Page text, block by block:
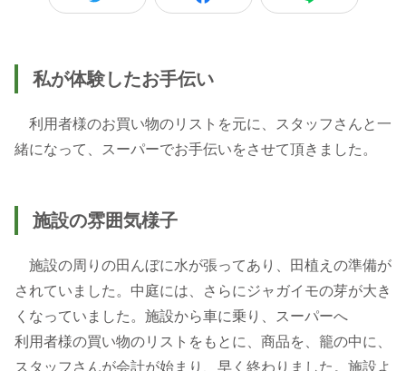
私が体験したお手伝い
利用者様のお買い物のリストを元に、スタッフさんと一
緒になって、スーパーでお手伝いをさせて頂きました。
施設の雰囲気様子
施設の周りの田んぼに水が張ってあり、田植えの準備が
されていました。中庭には、さらにジャガイモの芽が大き
くなっていました。施設から車に乗り、スーパーへ
利用者様の買い物のリストをもとに、商品を、籠の中に、
スタッフさんが会計が始まり、早く終わりました。施設よ